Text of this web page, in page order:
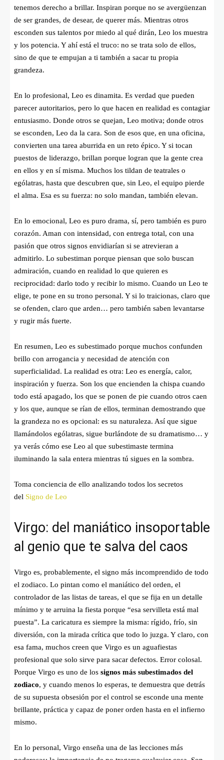
tenemos derecho a brillar. Inspiran porque no se avergüenzan
de ser grandes, de desear, de querer más. Mientras otros
esconden sus talentos por miedo al qué dirán, Leo los muestra
y los potencia. Y ahí está el truco: no se trata solo de ellos,
sino de que te empujan a ti también a sacar tu propia
grandeza.
En lo profesional, Leo es dinamita. Es verdad que pueden
parecer autoritarios, pero lo que hacen en realidad es contagiar
entusiasmo. Donde otros se quejan, Leo motiva; donde otros
se esconden, Leo da la cara. Son de esos que, en una oficina,
convierten una tarea aburrida en un reto épico. Y si tocan
puestos de liderazgo, brillan porque logran que la gente crea
en ellos y en sí misma. Muchos los tildan de teatrales o
ególatras, hasta que descubren que, sin Leo, el equipo pierde
el alma. Esa es su fuerza: no solo mandan, también elevan.
En lo emocional, Leo es puro drama, sí, pero también es puro
corazón. Aman con intensidad, con entrega total, con una
pasión que otros signos envidiarían si se atrevieran a
admitirlo. Lo subestiman porque piensan que solo buscan
admiración, cuando en realidad lo que quieren es
reciprocidad: darlo todo y recibir lo mismo. Cuando un Leo te
elige, te pone en su trono personal. Y si lo traicionas, claro que
se ofenden, claro que arden… pero también saben levantarse
y rugir más fuerte.
En resumen, Leo es subestimado porque muchos confunden
brillo con arrogancia y necesidad de atención con
superficialidad. La realidad es otra: Leo es energía, calor,
inspiración y fuerza. Son los que encienden la chispa cuando
todo está apagado, los que se ponen de pie cuando otros caen
y los que, aunque se rían de ellos, terminan demostrando que
la grandeza no es opcional: es su naturaleza. Así que sigue
llamándolos ególatras, sigue burlándote de su dramatismo… y
ya verás cómo ese Leo al que subestimaste termina
iluminando la sala entera mientras tú sigues en la sombra.
Toma conciencia de ello analizando todos los secretos
del Signo de Leo
Virgo: del maniático insoportable
al genio que te salva del caos
Virgo es, probablemente, el signo más incomprendido de todo
el zodiaco. Lo pintan como el maniático del orden, el
controlador de las listas de tareas, el que se fija en un detalle
mínimo y te arruina la fiesta porque “esa servilleta está mal
puesta”. La caricatura es siempre la misma: rígido, frío, sin
diversión, con la mirada crítica que todo lo juzga. Y claro, con
esa fama, muchos creen que Virgo es un aguafiestas
profesional que solo sirve para sacar defectos. Error colosal.
Porque Virgo es uno de los signos más subestimados del
zodiaco, y cuando menos lo esperas, te demuestra que detrás
de su supuesta obsesión por el control se esconde una mente
brillante, práctica y capaz de poner orden hasta en el infierno
mismo.
En lo personal, Virgo enseña una de las lecciones más